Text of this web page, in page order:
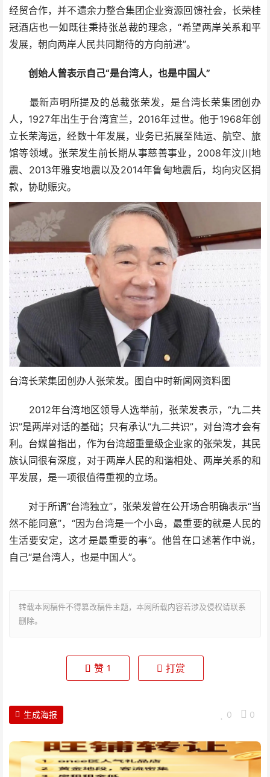
经贸合作，并不遗余力整合集团企业资源回馈社会，长荣桂
冠酒店也一如既往秉持张总裁的理念，“希望两岸关系和平
发展，朝向两岸人民共同期待的方向前进”。
创始人曾表示自己“是台湾人，也是中国人”
最新声明所提及的总裁张荣发，是台湾长荣集团创办
人，1927年出生于台湾宜兰，2016年过世。他于1968年创
立长荣海运，经数十年发展，业务已拓展至陆运、航空、旅
馆等领域。张荣发生前长期从事慈善事业，2008年汶川地
震、2013年雅安地震以及2014年鲁甸地震后，均向灾区捐
款，协助赈灾。
台湾长荣集团创办人张荣发。图自中时新闻网资料图
2012年台湾地区领导人选举前，张荣发表示，“九二共
识”是两岸对话的基础；只有承认“九二共识”，对台湾才会有
利。台媒曾指出，作为台湾超重量级企业家的张荣发，其民
族认同很有深度，对于两岸人民的和谐相处、两岸关系的和
平发展，是一项很值得重视的立场。
对于所谓“台湾独立”，张荣发曾在公开场合明确表示“当
然不能同意”，“因为台湾是一个小岛，最重要的就是人民的
生活要安定，这才是最重要的事”。他曾在口述著作中说，
自己“是台湾人，也是中国人”。
转载本网稿件不得篡改稿件主题，本网所载内容若涉及侵权请联系
删除。
赞 1 打赏
0 0
生成海报